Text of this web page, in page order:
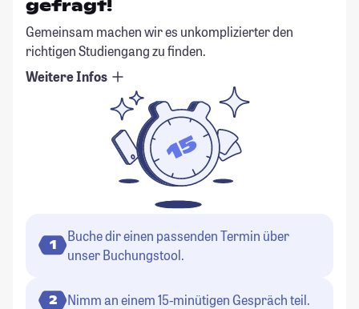
gefragt!
Gemeinsam machen wir es unkomplizierter den
richtigen Studiengang zu finden.
Weitere Infos
1
Buche dir einen passenden Termin über
unser Buchungstool.
2 Nimm an einem 15-minütigen Gespräch teil.